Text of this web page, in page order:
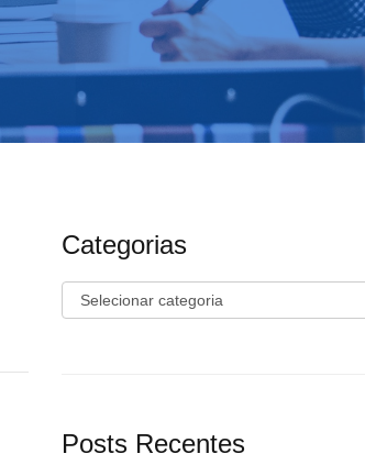
Categorias
Categorias
Posts Recentes